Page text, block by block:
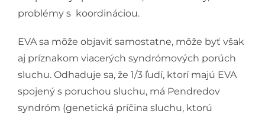
problémy s koordináciou.
EVA sa môže objaviť samostatne, môže byť však
aj príznakom viacerých syndrómových porúch
sluchu. Odhaduje sa, že 1/3 ľudí, ktorí majú EVA
spojený s poruchou sluchu, má Pendredov
syndróm (genetická príčina sluchu, ktorú